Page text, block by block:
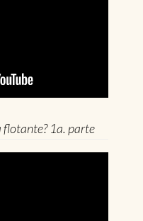
flotante? 1a. parte